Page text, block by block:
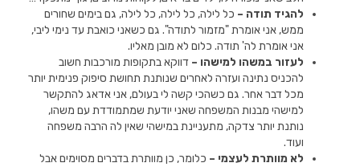
להגיד תודה – כל לילה, כל לילה, כל לילה, גם בימים שחורים
ממש, אני אומרת "מזמור לתודה". גם כשאני כואבת עד נימי ליבי,
אני אומרת לה' תודה. כלום לא מובן מאליו.
לעזור במשהו למישהו – דווקא בתקופות מורכבות חשוב
להכניס נתינה ועזרה לאחרים שנותנת תחושת סיפוק פנימית יותר
מכל דבר אחר. גם כשהכי קשה לי בעולם, אני אדאג להתקשר
למישהי מבנות המשפחה שאני יודעת שמתמודדת עם משהו,
נותנת יותר צדקה, מתעניינת במישהי שאין לה הרבה משפחה
ועוד.
לא מוותרת לעצמי – כלומר, כן מוותרת בדברים מסוימים אבל